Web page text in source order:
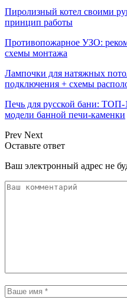
Пиролизный котел своими
принцип работы
Противопожарное УЗО:
схемы монтажа
Лампочки для натяжных
подключения + схемы
Печь для русской бани:
модели банной печи-каменки
Prev Next
Оставьте ответ
Ваш электронный адрес не